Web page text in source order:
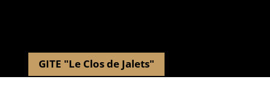
GITE "Le Clos de Jalets"